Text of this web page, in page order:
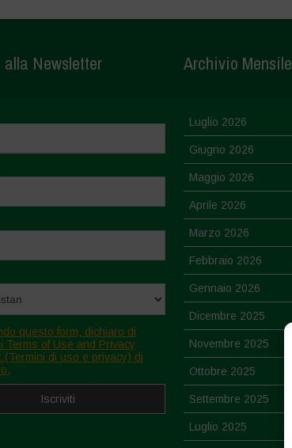
Newsletter
questo form, dichiaro di
Terms of Use and Privacy
(Termini di uso e privacy) di
Archivio Mensile
Luglio 2026
Giugno 2026
Maggio 2026
Aprile 2026
Marzo 2026
Febbraio 2026
Gennaio 2026
Dicembre 2025
Novembre 2025
Ottobre 2025
Settembre 2025
Luglio 2025